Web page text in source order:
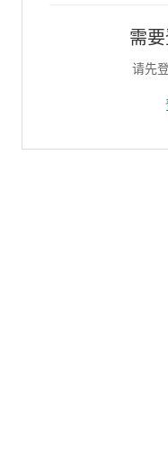
需
请先